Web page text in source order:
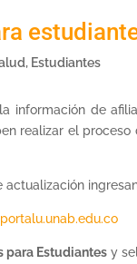
, Estudiantes
información de
realizar el proceso
actualización
para Estudiantes y